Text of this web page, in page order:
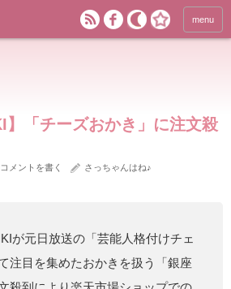
menu
】「チーズおかき」に注文殺
コメントを書く さっちゃんはね♪
が元日放送の「芸能人格付けチェ
注目を集めたおかきを扱う「銀座